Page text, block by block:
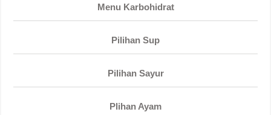
Menu Karbohidrat
Pilihan Sup
Pilihan Sayur
Plihan Ayam